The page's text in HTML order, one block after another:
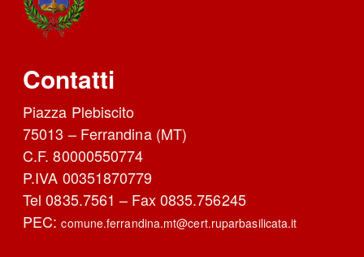
Contatti
Piazza Plebiscito
75013 – Ferrandina (MT)
C.F. 80000550774
P.IVA 00351870779
Tel 0835.7561 – Fax 0835.756245
PEC:comune.ferrandina.mt@cert.ruparbasilicata.it